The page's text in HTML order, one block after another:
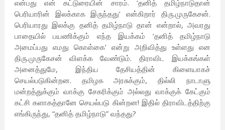
என்பது என் கட்டுரையின் சாரம். ‘தனித் தமிழ்நாடுதான்
பெரியாரின் இலக்காக இருந்தது’ என்கிறார் திரு.முருகேசன்.
பெரியாரது இலக்கு தனித் தமிழ்நாடு தான் என்றால், அவரது
பாதையில் பயணிக்கும் எந்த இயக்கம் ‘தனித் தமிழ்நாடு
அமைப்பது எமது கொள்கை’ என்று அறிவித்து உள்ளது என
திரு.முருகேசன் விளக்க வேண்டும். திராவிட இயக்கங்கள்
அனைத்துமே, இந்திய தேசியத்தின் கிளையாகச்
செயல்படுகின்றன. தமிழக அரசுக்கும், தில்லி நாடாளு
மன்றத்துக்கும் வாக்கு சேகரிக்கும் அல்லது வாக்குக் கேட்கும்
கட்சி களாகத்தானே செயல்படு கின்றன! இதில் திராவிடத்திற்கு
எங்கிருந்து, “தனித் தமிழ்நாடு” வந்தது?